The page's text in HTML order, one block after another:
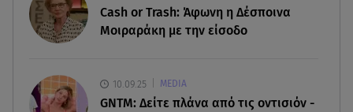
09.08.26 , 03:00
Εορτολόγιο: Ποιοι γιορτάζουν στις 9 Αυγούστου
08.08.26 , 23:55
Αττική: Μπαράζ διαρρήξεων – Λεία 70.000 ευρώ
Cash or Trash: Άφωνη η Δέσποινα
Μοιραράκη με την είσοδο
10.09.25 MEDIA
GNTM: Δείτε πλάνα από τις οντισιόν -